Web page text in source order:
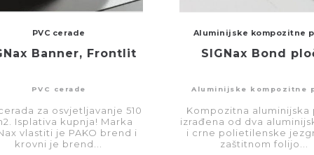
PVC cerade
Banner, Frontlit
PVC cerade
za osvjetljavanje 510
Isplativa kupnja! Marka
vlastiti je PAKO brend i
krovni je brend...
Aluminijske kompozitne
SIGNax Bond
Aluminijske kompozitne
Kompozitna aluminijska
izrađena od dva
i crne polietilenske
zaštitnom folijo...